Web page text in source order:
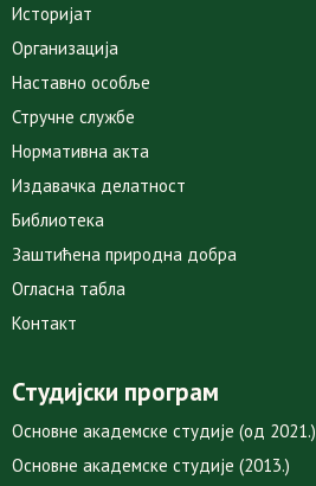
Историјат
Организација
Наставно особље
Стручне службе
Нормативна акта
Издавачка делатност
Библиотека
Заштићена природна добра
Огласна табла
Контакт
Студијски програм
Основне академске студије (од 2021.)
Основне академске студије (2013.)